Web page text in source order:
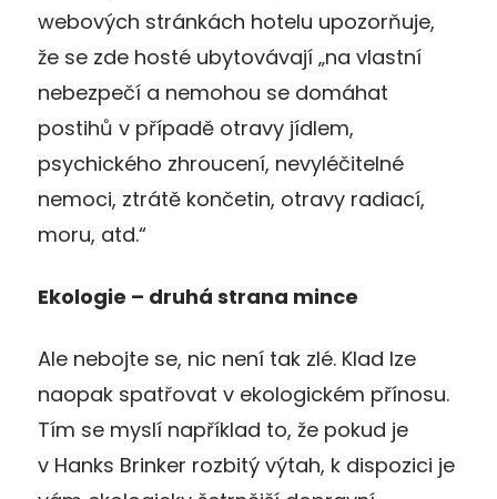
webových stránkách hotelu upozorňuje,
že se zde hosté ubytovávají „na vlastní
nebezpečí a nemohou se domáhat
postihů v případě otravy jídlem,
psychického zhroucení, nevyléčitelné
nemoci, ztrátě končetin, otravy radiací,
moru, atd.“
Ekologie – druhá strana mince
Ale nebojte se, nic není tak zlé. Klad lze
naopak spatřovat v ekologickém přínosu.
Tím se myslí například to, že pokud je
v Hanks Brinker rozbitý výtah, k dispozici je